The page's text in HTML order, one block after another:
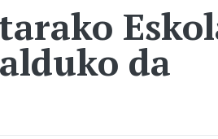
da